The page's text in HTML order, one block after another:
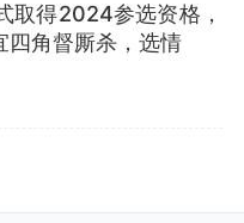
取得2024参选资格，
四角督厮杀，选情